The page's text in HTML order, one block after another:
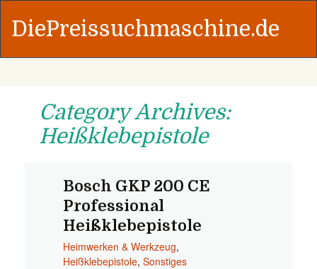
DiePreissuchmaschine.de
Category Archives:
Heißklebepistole
Bosch GKP 200 CE
Professional
Heißklebepistole
Heimwerken & Werkzeug,
Heißklebepistole, Sonstiges